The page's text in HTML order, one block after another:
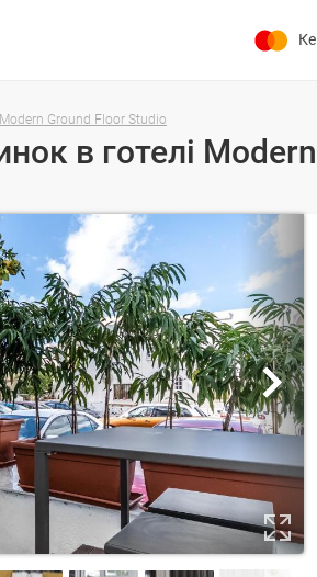
Modern Ground Floor Studio